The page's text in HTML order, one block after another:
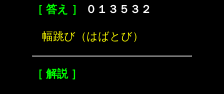
［ 答え ］ ０１３５３２
幅跳び（はばとび）
［ 解説 ］